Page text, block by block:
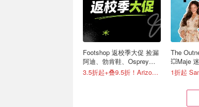
Footshop 返校季大促 捡漏
阿迪、勃肯鞋、Osprey、
北极狐等
3.5折起+叠9.5折！Arizona低至€39
The
💥Maje
€175）